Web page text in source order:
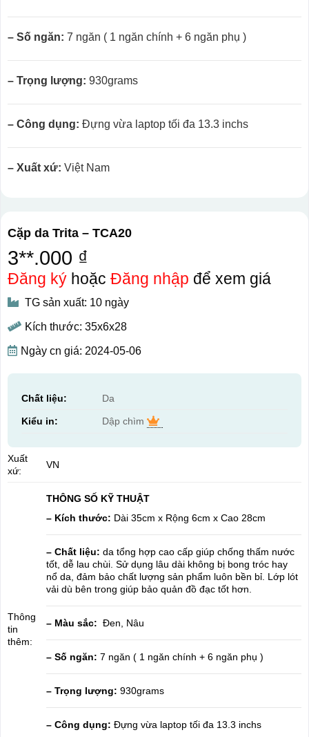
– Số ngăn: 7 ngăn ( 1 ngăn chính + 6 ngăn phụ )
– Trọng lượng: 930grams
– Công dụng: Đựng vừa laptop tối đa 13.3 inchs
– Xuất xứ: Việt Nam
Cặp da Trita – TCA20
3**.000 ₫
Đăng kýhoặc Đăng nhập để xem giá
TG sản xuất: 10 ngày
Kích thước: 35x6x28
Ngày cn giá: 2024-05-06
Chất liệu: Da
Kiểu in: Dập chìm
Xuất
xứ:
VN
Thông
tin
thêm:
THÔNG SỐ KỸ THUẬT
– Kích thước: Dài 35cm x Rộng 6cm x Cao 28cm
– Chất liệu: da tổng hợp cao cấp giúp chống thấm nước
tốt, dễ lau chùi. Sử dụng lâu dài không bị bong tróc hay
nổ da, đảm bảo chất lượng sản phẩm luôn bền bỉ. Lớp lót
vải dù bên trong giúp bảo quản đồ đạc tốt hơn.
– Màu sắc: Đen, Nâu
– Số ngăn: 7 ngăn ( 1 ngăn chính + 6 ngăn phụ )
– Trọng lượng: 930grams
– Công dụng: Đựng vừa laptop tối đa 13.3 inchs